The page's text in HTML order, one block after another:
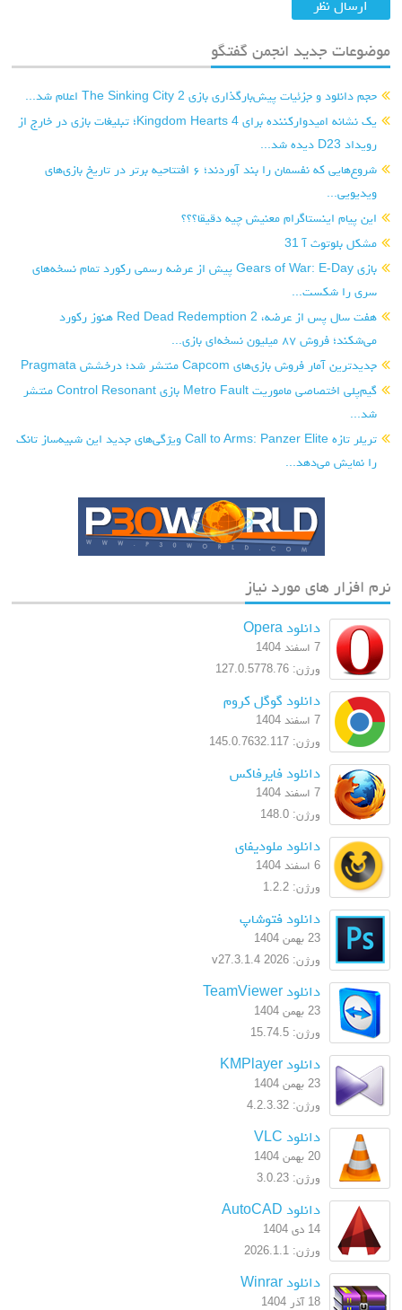
موضوعات جدید انجمن گفتگو
حجم دانلود و جزئیات پیش‌بارگذاری بازی The Sinking City 2 اعلام شد...
یک نشانه امیدوارکننده برای Kingdom Hearts 4؛ تبلیغات بازی در خارج از
رویداد D23 دیده شد...
شروع‌هایی که نفسمان را بند آوردند؛ ۶ افتتاحیه برتر در تاریخ بازی‌های
ویدیویی...
این پیام اینستاگرام معنیش چیه دقیقا؟؟؟
مشکل بلوتوث آ 31
بازی Gears of War: E-Day پیش از عرضه رسمی رکورد تمام نسخه‌های
سری را شکست...
هفت سال پس از عرضه، Red Dead Redemption 2 هنوز رکورد
می‌شکند؛ فروش ۸۷ میلیون نسخه‌ای بازی...
جدیدترین آمار فروش بازی‌های Capcom منتشر شد؛ درخشش Pragmata
گیم‌پلی اختصاصی ماموریت Metro Fault بازی Control Resonant منتشر
شد...
تریلر تازه Call to Arms: Panzer Elite ویژگی‌های جدید این شبیه‌ساز تانک
را نمایش می‌دهد...
نرم افزار های مورد نیاز
دانلود Opera
7 اسفند 1404
ورژن: 127.0.5778.76
دانلود گوگل کروم
7 اسفند 1404
ورژن: 145.0.7632.117
دانلود فایرفاکس
7 اسفند 1404
ورژن: 148.0
دانلود ملودیفای
6 اسفند 1404
ورژن: 1.2.2
دانلود فتوشاپ
23 بهمن 1404
ورژن: 2026 v27.3.1.4
دانلود TeamViewer
23 بهمن 1404
ورژن: 15.74.5
دانلود KMPlayer
23 بهمن 1404
ورژن: 4.2.3.32
دانلود VLC
20 بهمن 1404
ورژن: 3.0.23
دانلود AutoCAD
14 دی 1404
ورژن: 2026.1.1
دانلود Winrar
18 آذر 1404